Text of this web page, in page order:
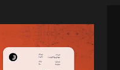
مدیر مسئول: محمدباقر اثنی‌عشری
سردبیر: مهرک محمودی
دبیر تحریریه: میثم قاسمی